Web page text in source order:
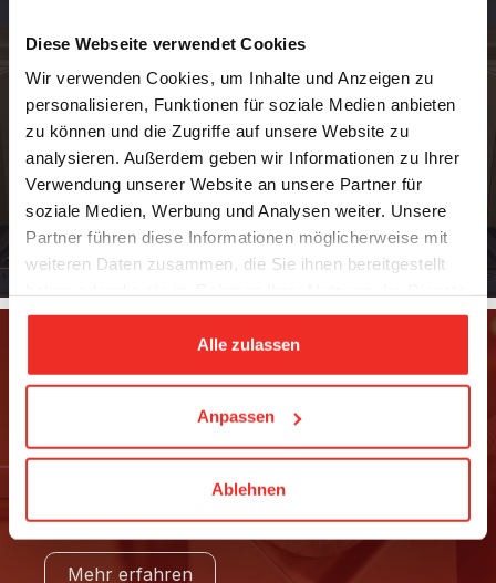
Diese Webseite verwendet Cookies
Wir verwenden Cookies, um Inhalte und Anzeigen zu
personalisieren, Funktionen für soziale Medien anbieten
zu können und die Zugriffe auf unsere Website zu
analysieren. Außerdem geben wir Informationen zu Ihrer
Verwendung unserer Website an unsere Partner für
soziale Medien, Werbung und Analysen weiter. Unsere
Partner führen diese Informationen möglicherweise mit
weiteren Daten zusammen, die Sie ihnen bereitgestellt
gesammelt haben.
Alle zulassen
Anpassen
Ablehnen
ANWENDUNG
Material Handling
Mehr erfahren
ANWENDUNG
Materialbearbeitung
Mehr erfahren